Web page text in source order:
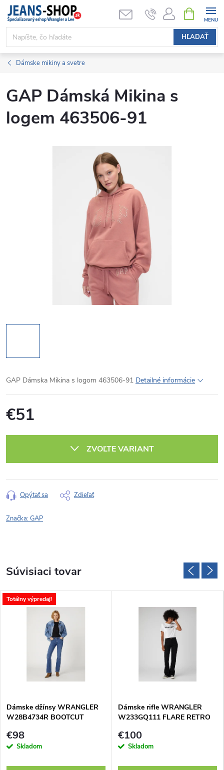
Prejsť
obsah
HĽADAŤ
KOŠÍK
Dámske mikiny a svetre
GAP Dámská Mikina s
logem 463506-91
GAP Dámska Mikina s logom 463506-91 Detailné informácie
€51
ZVOĽTE VARIANT
Opýtať sa Zdieľať
Značka:GAP
Súvisiaci tovar
Totálny výpredaj!
Dámske džínsy WRANGLER
W28B4734R BOOTCUT
€98
Skladom
Dámske rifle WRANGLER
W233GQ111 FLARE RETRO
€100
Skladom